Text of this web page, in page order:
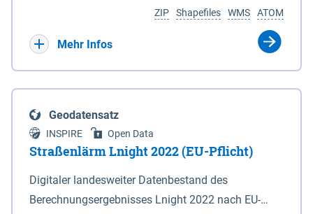
(DTK) im Maßstab 1 : 100 000 (Anlage 2), 2.
verkleinerte Amtliche Karte 1 : 5 000 (AK5) im
projizierte Koordinaten im Europäischen
Terrestrischen Referenzsystem 1989 (ETRS 89) mit
der Universalen Transversalen Mercator-Abbildung
bezogen auf die Zone 32 N (UTM 32N) dargestellt
(Anlage 4); Gleiches gilt für die geografischen
ATOM
WMS
Shapefiles
ZIP
Mehr Infos
Geodatensatz
INSPIRE Open Data
Straßenlärm Lnight 2022 (EU-Pflicht)
Digitaler landesweiter Datenbestand des
Berechnungsergebnisses Lnight 2022 nach EU-